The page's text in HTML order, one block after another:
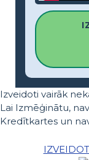
Izveidoti vairāk
Lai Izmēģinātu,
Kredītkartes un